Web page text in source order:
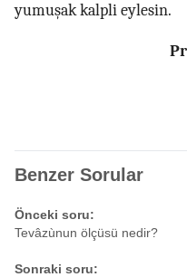
yumuşak kalpli eylesin.
Benzer Sorular
Önceki soru:
Tevâzùnun ölçüsü nedir?
Sonraki soru: